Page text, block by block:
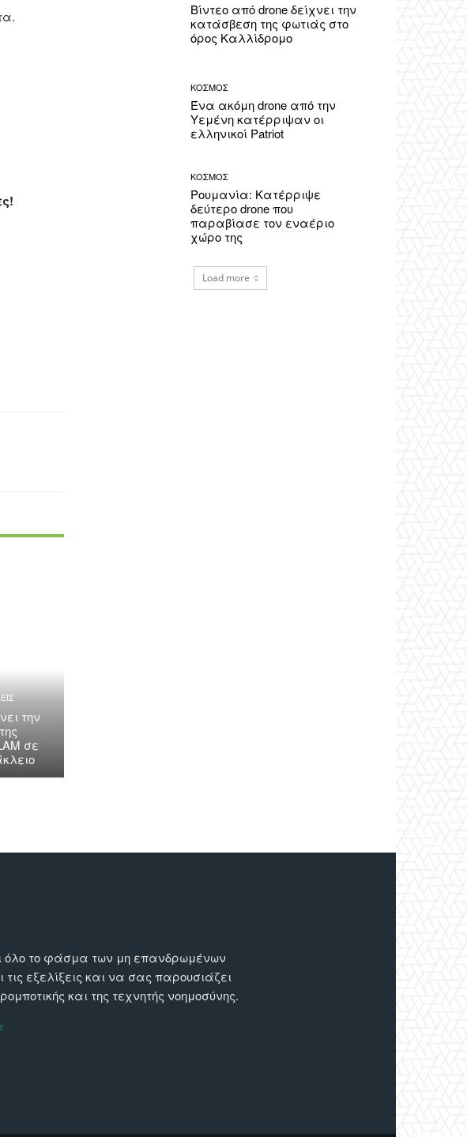
την
σε
Βίντεο από drone δείχνει την
κατάσβεση της φωτιάς στο
όρος Καλλίδρομο
ΚΟΣΜΟΣ
Ένα ακόμη drone από την
Υεμένη κατέρριψαν οι
ελληνικοί Patriot
ΚΟΣΜΟΣ
Ρουμανία: Κατέρριψε
δεύτερο drone που
παραβίασε τον εναέριο
χώρο της
Load more
όλο το φάσμα των μη επανδρωμένων
εξελίξεις και να σας παρουσιάζει
και της τεχνητής νοημοσύνης.